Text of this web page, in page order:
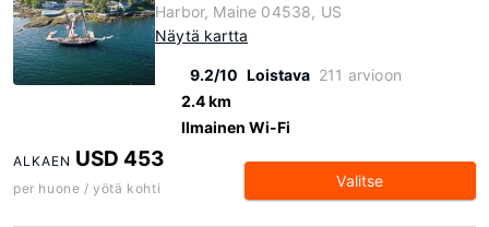
Harbor, Maine 04538, US
Näytä kartta
9.2/10 Loistava 211 arvioon
2.4 km
Ilmainen Wi-Fi
ALKAEN USD 453
per huone / yötä kohti Valitse